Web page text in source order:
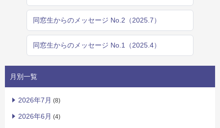
同窓生からのメッセージ No.2（2025.7）
同窓生からのメッセージ No.1（2025.4）
月別一覧
2026年7月 (8)
2026年6月 (4)